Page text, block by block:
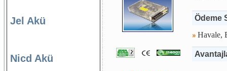
Jel Akü
Nicd Akü
Ödeme
Havale,